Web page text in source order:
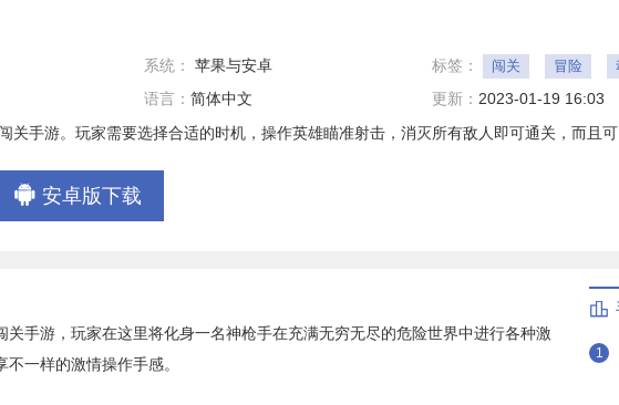
系统： 苹果与安卓 标签： 闯关 冒险
语言： 简体中文 更新： 2023-01-19 16:03
关手游。玩家需要选择合适的时机，操作英雄瞄准射击，消灭所有敌人即可通关，而且可
安卓版下载
游，玩家在这里将化身一名神枪手在充满无穷无尽的危险世界中进行各种激
一样的激情操作手感。
1